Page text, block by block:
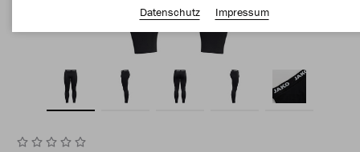
Datenschutz
Impressum